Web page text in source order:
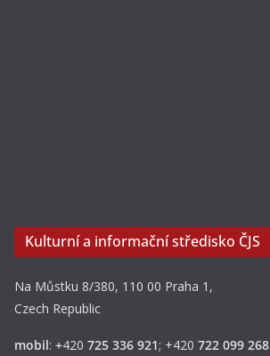
Kulturní a informační středisko ČJS
Na Můstku 8/380, 110 00 Praha 1,
Czech Republic
mobil: +420 725 336 921; +420 722 099 268